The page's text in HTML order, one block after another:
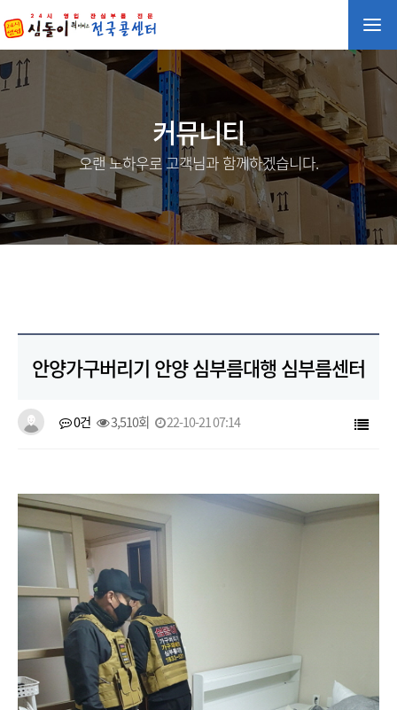
커뮤니티
오랜 노하우로 고객님과 함께하겠습니다.
안양가구버리기 안양 심부름대행 심부름센터
0건 3,510회 22-10-21 07:14